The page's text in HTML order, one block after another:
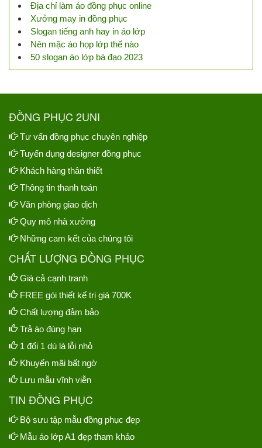
Địa chỉ làm áo đồng phục online
Xưởng may in đồng phục
Slogan tiếng anh hay in áo lớp
Nên mặc áo họp lớp thế nào
50 slogan áo lớp bá đạo 2023
ĐỒNG PHỤC 2UNI
Tư vấn đồng phục chuyên nghiệp
Tuyển dụng designer đồng phục
Khách hàng thân thiết
Thông tin thanh toán
Văn phòng giao dịch
Quy mô nhà xưởng
Những cam kết của chúng tôi
CHẤT LƯỢNG ĐỒNG PHỤC
Giá cả cạnh tranh
FREE gói thiết kế trị giá 700K
Chất lượng đảm bảo
Trả áo đúng hạn
1 đổi 1 dù là lỗi nhỏ
Khuyến mãi bất ngờ
Lưu mẫu vĩnh viễn
TIN ĐỒNG PHỤC
Bộ sưu tập mẫu đồng phục đẹp
Mẫu áo lớp A1 đẹp tham khảo